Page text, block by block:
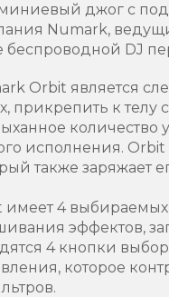
джог с
Numark,
беспроводной DJ
Orbit является
прикрепить к
исполнения. Orbit
также заряжает
имеет 4 выбираемых
эффектов,
4 кнопки
которое